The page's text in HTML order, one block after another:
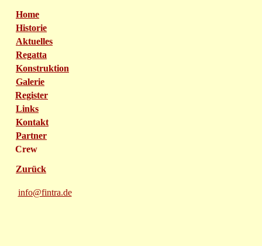
Home
Historie
Aktuelles
Regatta
Konstruktion
Galerie
Register
Links
Kontakt
Partner
Crew
Zurück
info@fintra.de